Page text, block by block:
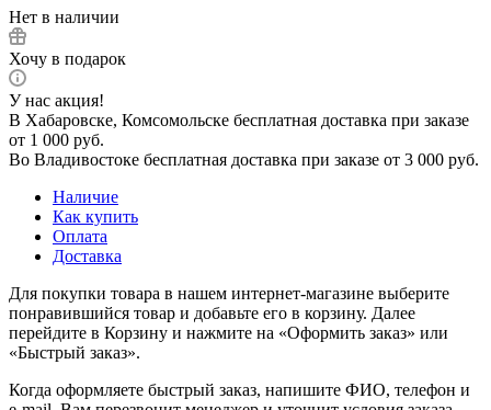
Нет в наличии
Хочу в подарок
У нас акция!
В Хабаровске, Комсомольске бесплатная доставка при заказе
от 1 000 руб.
Во Владивостоке бесплатная доставка при заказе от 3 000 руб.
Наличие
Как купить
Оплата
Доставка
Для покупки товара в нашем интернет-магазине выберите
понравившийся товар и добавьте его в корзину. Далее
перейдите в Корзину и нажмите на «Оформить заказ» или
«Быстрый заказ».
Когда оформляете быстрый заказ, напишите ФИО, телефон и